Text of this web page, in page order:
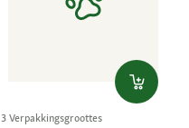
3 Verpakkingsgroottes